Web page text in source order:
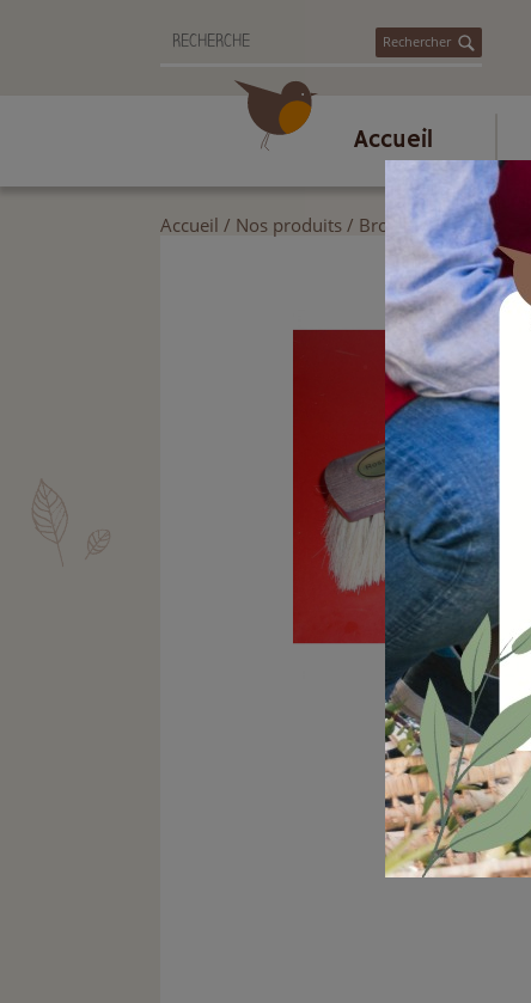
Rechercher
Accueil
Accueil / Nos produits / Brosserie et ménage